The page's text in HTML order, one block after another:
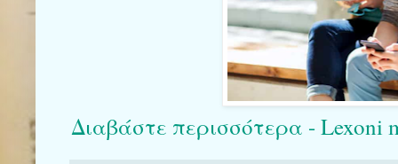
Διαβάστε περισσότερα - Lexoni